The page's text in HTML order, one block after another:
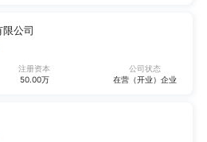
公司
注册资本
50.00万
公司状态
在营（开业）企业